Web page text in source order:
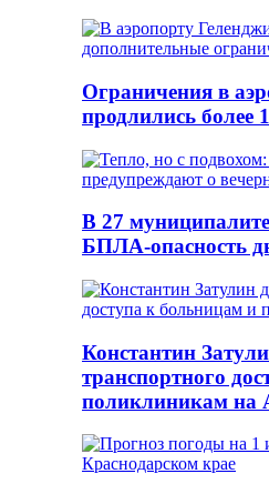
Ограничения в
продлились более
В 27
БПЛА-опасность
Константин
транспортного
поликлиникам на